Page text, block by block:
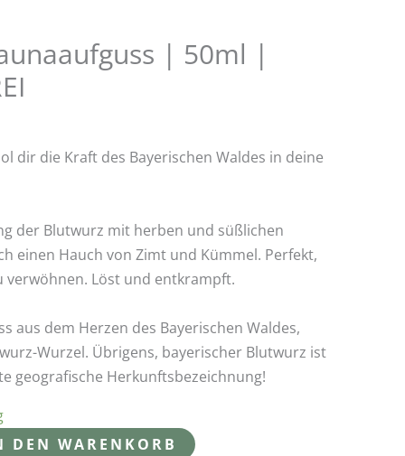
| 50ml |
dir die Kraft des Bayerischen Waldes in deine
der Blutwurz mit herben und süßlichen
einen Hauch von Zimt und Kümmel. Perfekt,
verwöhnen. Löst und entkrampft.
aus dem Herzen des Bayerischen Waldes,
Wurzel. Übrigens, bayerischer Blutwurz ist
geografische Herkunftsbezeichnung!
DEN WARENKORB